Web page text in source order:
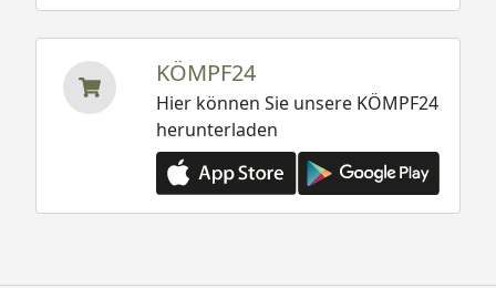
KÖMPF24
Hier können Sie unsere KÖMPF24
herunterladen